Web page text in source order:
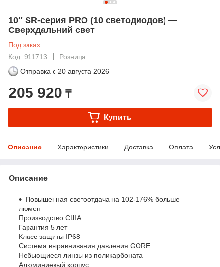
10″ SR-серия PRO (10 светодиодов) —
Сверхдальний свет
Под заказ
Код: 911713
Розница
Отправка с 20 августа 2026
205 920 ₸
Купить
Описание Характеристики Доставка Оплата
Описание
Повышенная светоотдача на 102-176% больше
люмен
Производство США
Гарантия 5 лет
Класс защиты IP68
Система выравнивания давления GORE
Небьющиеся линзы из поликарбоната
Алюминиевый корпус